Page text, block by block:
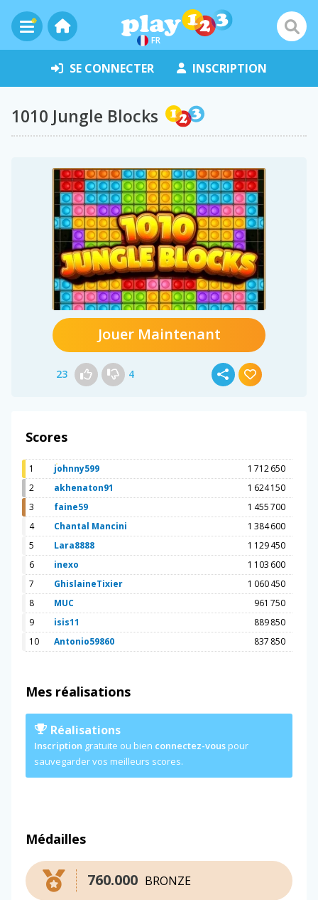
FR
SE CONNECTER INSCRIPTION
1010 Jungle Blocks
Jouer Maintenant
23 4
Scores
1 johnny599
1 712 650
2
akhenaton91
1 624 150
3
faine59
1 455 700
4
Chantal Mancini
1 384 600
5
Lara8888
1 129 450
6
inexo
1 103 600
7
GhislaineTixier
1 060 450
8
MUC
961 750
9
isis11
889 850
10
Antonio59860 837 850
Mes réalisations
Réalisations
Inscription gratuite ou bien connectez-vous pour
sauvegarder vos meilleurs scores.
Médailles
BRONZE
760.000